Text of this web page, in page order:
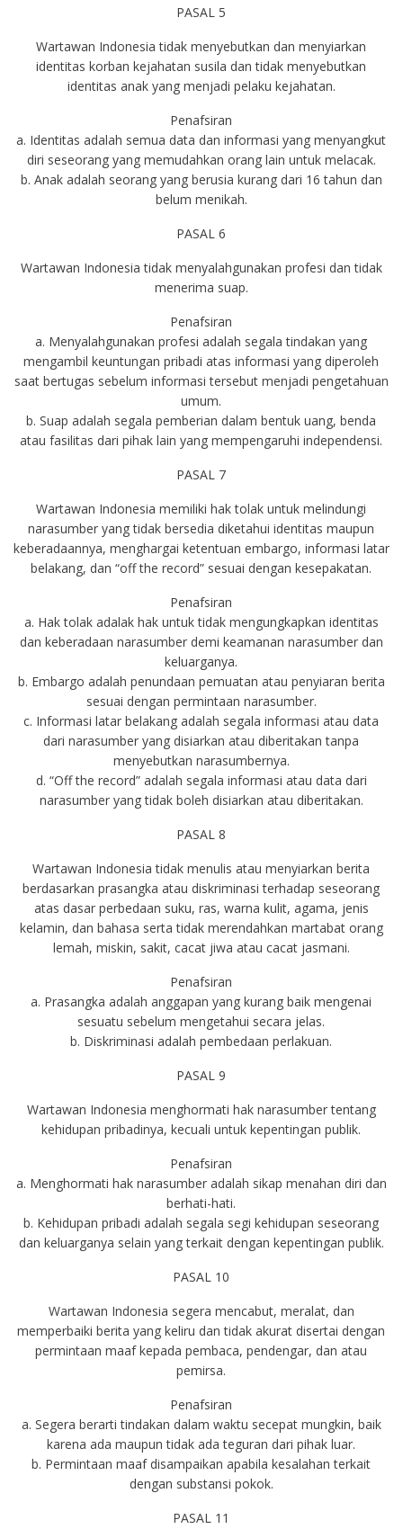
PASAL 5
Wartawan Indonesia tidak menyebutkan dan menyiarkan
identitas korban kejahatan susila dan tidak menyebutkan
identitas anak yang menjadi pelaku kejahatan.
Penafsiran
a. Identitas adalah semua data dan informasi yang menyangkut
diri seseorang yang memudahkan orang lain untuk melacak.
b. Anak adalah seorang yang berusia kurang dari 16 tahun dan
belum menikah.
PASAL 6
Wartawan Indonesia tidak menyalahgunakan profesi dan tidak
menerima suap.
Penafsiran
a. Menyalahgunakan profesi adalah segala tindakan yang
mengambil keuntungan pribadi atas informasi yang diperoleh
saat bertugas sebelum informasi tersebut menjadi pengetahuan
umum.
b. Suap adalah segala pemberian dalam bentuk uang, benda
atau fasilitas dari pihak lain yang mempengaruhi independensi.
PASAL 7
Wartawan Indonesia memiliki hak tolak untuk melindungi
narasumber yang tidak bersedia diketahui identitas maupun
keberadaannya, menghargai ketentuan embargo, informasi latar
belakang, dan “off the record” sesuai dengan kesepakatan.
Penafsiran
a. Hak tolak adalak hak untuk tidak mengungkapkan identitas
dan keberadaan narasumber demi keamanan narasumber dan
keluarganya.
b. Embargo adalah penundaan pemuatan atau penyiaran berita
sesuai dengan permintaan narasumber.
c. Informasi latar belakang adalah segala informasi atau data
dari narasumber yang disiarkan atau diberitakan tanpa
menyebutkan narasumbernya.
d. “Off the record” adalah segala informasi atau data dari
narasumber yang tidak boleh disiarkan atau diberitakan.
PASAL 8
Wartawan Indonesia tidak menulis atau menyiarkan berita
berdasarkan prasangka atau diskriminasi terhadap seseorang
atas dasar perbedaan suku, ras, warna kulit, agama, jenis
kelamin, dan bahasa serta tidak merendahkan martabat orang
lemah, miskin, sakit, cacat jiwa atau cacat jasmani.
Penafsiran
a. Prasangka adalah anggapan yang kurang baik mengenai
sesuatu sebelum mengetahui secara jelas.
b. Diskriminasi adalah pembedaan perlakuan.
PASAL 9
Wartawan Indonesia menghormati hak narasumber tentang
kehidupan pribadinya, kecuali untuk kepentingan publik.
Penafsiran
a. Menghormati hak narasumber adalah sikap menahan diri dan
berhati-hati.
b. Kehidupan pribadi adalah segala segi kehidupan seseorang
dan keluarganya selain yang terkait dengan kepentingan publik.
PASAL 10
Wartawan Indonesia segera mencabut, meralat, dan
memperbaiki berita yang keliru dan tidak akurat disertai dengan
permintaan maaf kepada pembaca, pendengar, dan atau
pemirsa.
Penafsiran
a. Segera berarti tindakan dalam waktu secepat mungkin, baik
karena ada maupun tidak ada teguran dari pihak luar.
b. Permintaan maaf disampaikan apabila kesalahan terkait
dengan substansi pokok.
PASAL 11